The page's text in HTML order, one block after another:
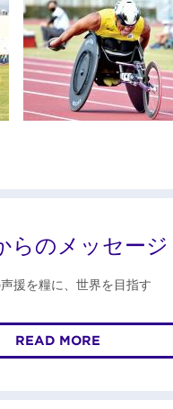
らのメッセージ
援を糧に、世界を目指す
READ MORE